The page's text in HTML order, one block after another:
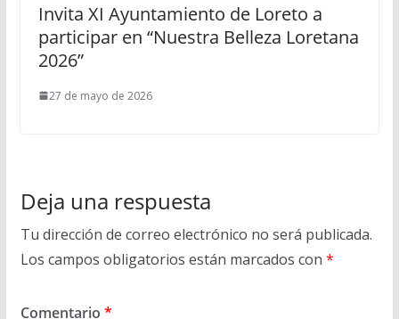
Invita XI Ayuntamiento de Loreto a
participar en “Nuestra Belleza Loretana
2026”
27 de mayo de 2026
Deja una respuesta
Tu dirección de correo electrónico no será publicada.
Los campos obligatorios están marcados con *
Comentario *